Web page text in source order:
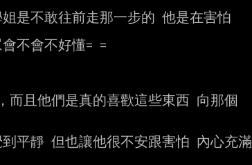
是不敢往前走那一步的 他是在害怕
不會不好懂= =
而且他們是真的喜歡這些東西 向那個
平靜 但也讓他很不安跟害怕 內心充滿